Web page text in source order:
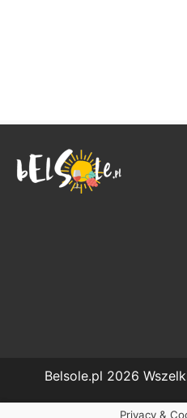
Belsole.pl 2026
Privacy &